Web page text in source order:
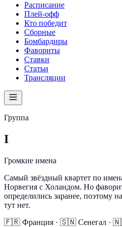
Расписание
Плей-офф
Кто победит
Сборные
Бомбардиры
Фавориты
Ставки
Статьи
Трансляции
Группа
I
Громкие имена
Самый звёздный квартет по
Норвегия с Холандом. Но
определились заранее, поэтому
тут нет.
🇫🇷 Франция · 🇸🇳 Сенегал ·